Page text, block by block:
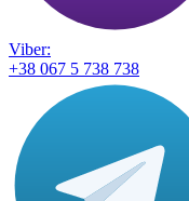
Viber:
+38 067 5 738 738